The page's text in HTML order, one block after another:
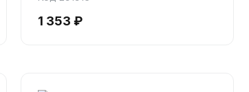
1 353 ₽